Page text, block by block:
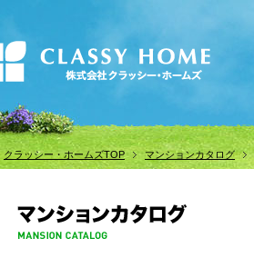
クラッシー・ホームズTOP マンションカタログ